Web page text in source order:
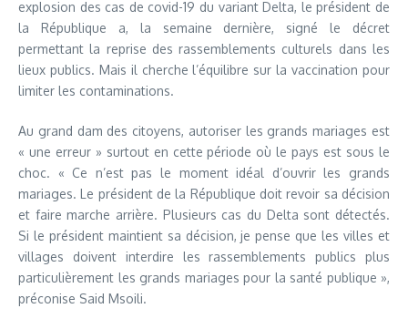
explosion des cas de covid-19 du variant Delta, le président de
la République a, la semaine dernière, signé le décret
permettant la reprise des rassemblements culturels dans les
lieux publics. Mais il cherche l’équilibre sur la vaccination pour
limiter les contaminations.
Au grand dam des citoyens, autoriser les grands mariages est
« une erreur » surtout en cette période où le pays est sous le
choc. « Ce n’est pas le moment idéal d’ouvrir les grands
mariages. Le président de la République doit revoir sa décision
et faire marche arrière. Plusieurs cas du Delta sont détectés.
Si le président maintient sa décision, je pense que les villes et
villages doivent interdire les rassemblements publics plus
particulièrement les grands mariages pour la santé publique »,
préconise Said Msoili.